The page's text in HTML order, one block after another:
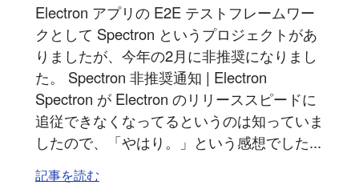
Electron アプリの E2E テストフレームワー
クとして Spectron というプロジェクトがあ
りましたが、今年の2月に非推奨になりまし
た。 Spectron 非推奨通知 | Electron
Spectron が Electron のリリーススピードに
追従できなくなってるというのは知っていま
したので、「やはり。」という感想でした...
記事を読む